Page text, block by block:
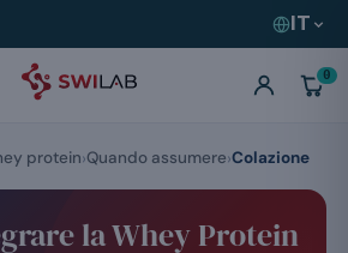
IT
0
la Whey Protein
protein Quando assumere Colazione